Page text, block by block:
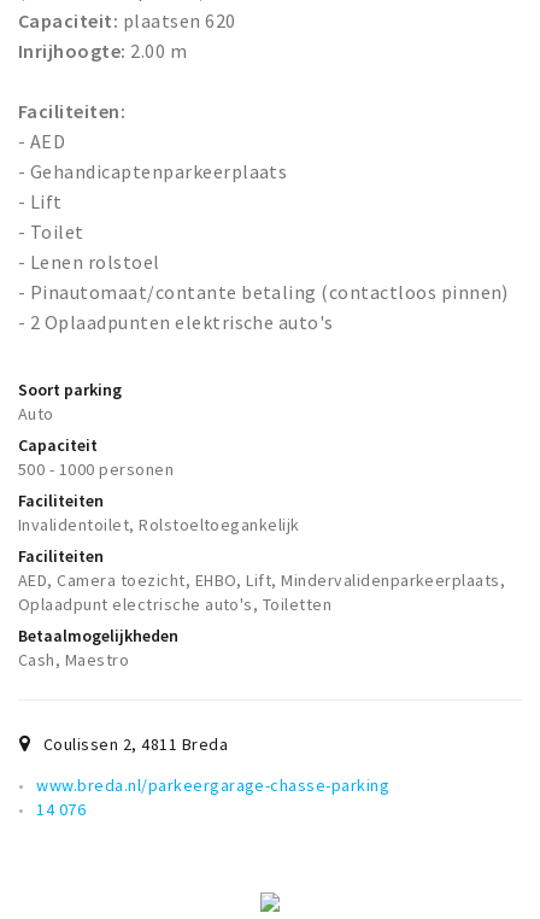
Capaciteit: plaatsen 620
Inrijhoogte: 2.00 m
Faciliteiten:
- AED
- Gehandicaptenparkeerplaats
- Lift
- Toilet
- Lenen rolstoel
- Pinautomaat/contante betaling (contactloos pinnen)
- 2 Oplaadpunten elektrische auto's
Soort parking
Auto
Capaciteit
500 - 1000 personen
Faciliteiten
Invalidentoilet, Rolstoeltoegankelijk
Faciliteiten
AED, Camera toezicht, EHBO, Lift, Mindervalidenparkeerplaats,
Oplaadpunt electrische auto's, Toiletten
Betaalmogelijkheden
Cash, Maestro
Coulissen 2,4811 Breda
www.breda.nl/parkeergarage-chasse-parking
14 076